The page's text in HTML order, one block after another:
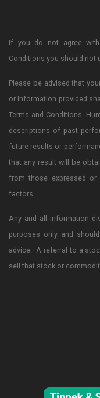
If you do not agree
Conditions you should not
Please be advised that
or Information provided
Terms and Conditions.
descriptions of past
future results or
that any result will be
from those expressed
factors.
Any and all information
purposes only and
advice. A referral to a
sell that stock or